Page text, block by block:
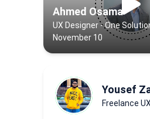
Ahmed Osama
UX Designer - One
November 10
Yousef
Freelance